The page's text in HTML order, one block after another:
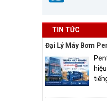
TIN TỨC
Đại Lý Máy Bơm